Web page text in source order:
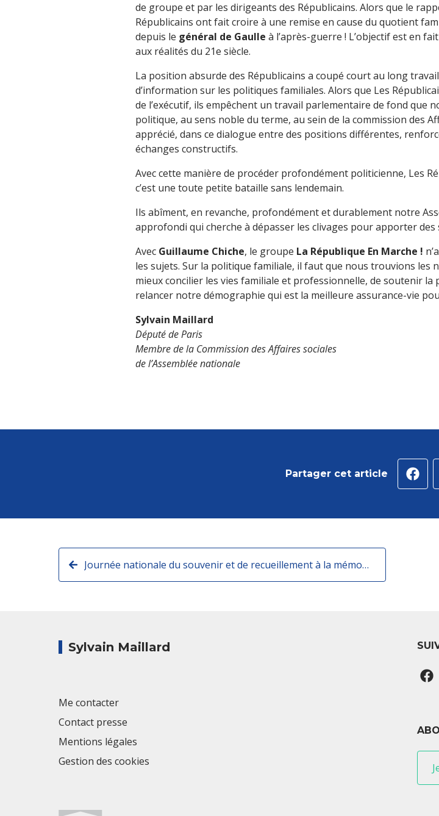
de groupe et par les dirigeants des Républicains. Alors que le
Républicains ont fait croire à une remise en cause du quotient
depuis le général de Gaulle à l’après-guerre ! L’objectif est en
aux réalités du 21e siècle.
La position absurde des Républicains a coupé court au long
d’information sur les politiques familiales. Alors que Les
de l’exécutif, ils empêchent un travail parlementaire de fond que
politique, au sens noble du terme, au sein de la commission des
apprécié, dans ce dialogue entre des positions différentes,
échanges constructifs.
Avec cette manière de procéder profondément politicienne, Les
c’est une toute petite bataille sans lendemain.
Ils abîment, en revanche, profondément et durablement notre
approfondi qui cherche à dépasser les clivages pour apporter
Avec Guillaume Chiche, le groupe La République En Marche !
les sujets. Sur la politique familiale, il faut que nous trouvions les
mieux concilier les vies familiale et professionnelle, de soutenir
relancer notre démographie qui est la meilleure assurance-vie
Sylvain Maillard
Député de Paris
Membre de la Commission des Affaires sociales
de l’Assemblée nationale
Partager cet article
Journée nationale du souvenir et de recueillement à la mémoire des victimes civiles et militaires de la guerre d'Algérie et des combats en Tunisie et au Maroc
Sylvain Maillard
Me contacter
Contact presse
Mentions légales
Gestion des cookies